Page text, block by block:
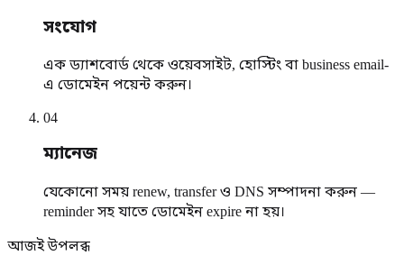
সংযোগ
এক ড্যাশবোর্ড থেকে ওয়েবসাইট, হোস্টিং বা business email-
এ ডোমেইন পয়েন্ট করুন।
04
ম্যানেজ
যেকোনো সময় renew, transfer ও DNS সম্পাদনা করুন —
reminder সহ যাতে ডোমেইন expire না হয়।
আজই উপলব্ধ